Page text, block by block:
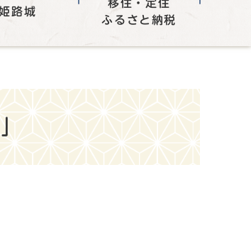
路城
移住・定住
ふるさと納税